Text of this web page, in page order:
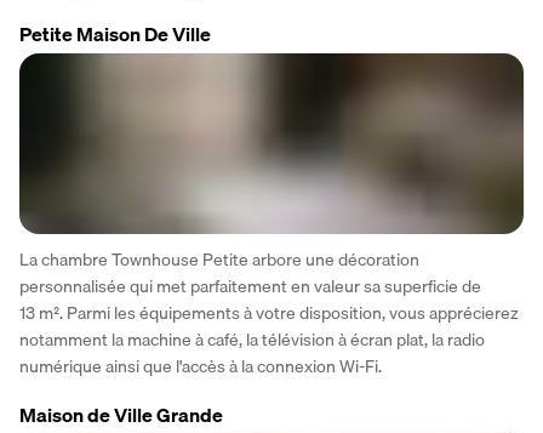
Petite Maison De Ville
La chambre Townhouse Petite arbore une décoration
personnalisée qui met parfaitement en valeur sa superficie de
13 m². Parmi les équipements à votre disposition, vous apprécierez
notamment la machine à café, la télévision à écran plat, la radio
numérique ainsi que l'accès à la connexion Wi-Fi.
Maison de Ville Grande